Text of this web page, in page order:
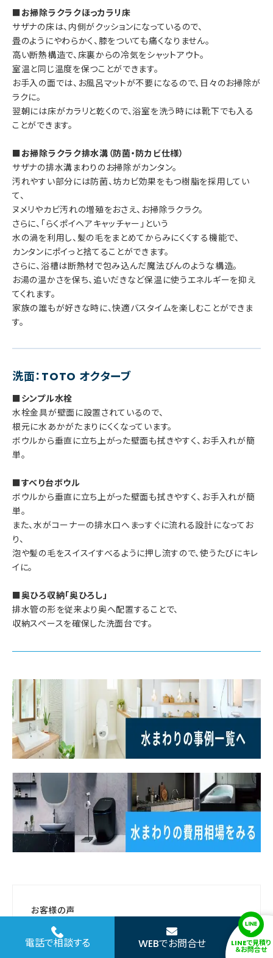
■お掃除ラクラクほっカラリ床
サザナの床は、内側がクッションになっているので、
畳のようにやわらかく、膝をついても痛くなりません。
高い断熱構造で、床裏からの冷気をシャットアウト。
室温と同じ温度を保つことができます。
お手入の面では、お風呂マットが不要になるので、日々のお掃除が
ラクに。
翌朝には床がカラリと乾くので、浴室を洗う時には靴下でも入る
ことができます。
■お掃除ラクラク排水溝（防菌・防カビ仕様）
サザナの排水溝まわりのお掃除がカンタン。
汚れやすい部分には防菌、坊カビ効果をもつ樹脂を採用してい
て、
ヌメリやカビ汚れの増殖をおさえ、お掃除ラクラク。
さらに、「らくポイヘアキャッチャー」という
水の渦を利用し、髪の毛をまとめてからみにくくする機能で、
カンタンにポイっと捨てることができます。
さらに、浴槽は断熱材で包み込んだ魔法びんのような構造。
お湯の温かさを保ち、追いだきなど保温に使うエネルギーを抑え
てくれます。
家族の誰もが好きな時に、快適バスタイムを楽しむことができま
す。
洗面：TOTO オクターブ
■シンプル水栓
水栓金具が壁面に設置されているので、
根元に水あかがたまりにくくなっています。
ボウルから垂直に立ち上がった壁面も拭きやすく、お手入れが簡
単。
■すべり台ボウル
ボウルから垂直に立ち上がった壁面も拭きやすく、お手入れが簡
単。
また、水がコーナーの排水口へまっすぐに流れる設計になってお
り、
泡や髪の毛をスイスイすべるように押し流すので、使うたびにキレ
イに。
■奥ひろ収納「奥ひろし」
排水管の形を従来より奥へ配置することで、
収納スペースを確保した洗面台です。
お客様の声
★★★★★
電話で相談する WEBでお問合せ LINEで見積り
＆お問合せ